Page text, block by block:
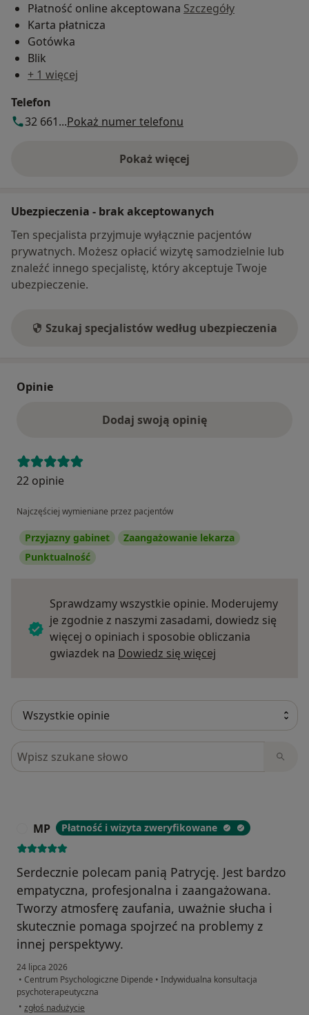
Płatność online akceptowana Szczegóły
Karta płatnicza
Gotówka
Blik
+ 1 więcej
Telefon
32 661...Pokaż numer telefonu
Pokaż więcej
o adresie
Ubezpieczenia - brak akceptowanych
Ten specjalista przyjmuje wyłącznie pacjentów
prywatnych. Możesz opłacić wizytę samodzielnie lub
znaleźć innego specjalistę, który akceptuje Twoje
ubezpieczenie.
Szukaj specjalistów według ubezpieczenia
Opinie
Dodaj swoją opinię
22 opinie
Najczęściej wymieniane przez pacjentów
Przyjazny gabinet
Zaangażowanie lekarza
Punktualność
Sprawdzamy wszystkie opinie. Moderujemy
je zgodnie z naszymi zasadami, dowiedz się
więcej o opiniach i sposobie obliczania
gwiazdek na Dowiedz się więcej
Szukaj w opiniach
MP Płatność i wizyta zweryfikowane
Serdecznie polecam panią Patrycję. Jest bardzo
empatyczna, profesjonalna i zaangażowana.
Tworzy atmosferę zaufania, uważnie słucha i
skutecznie pomaga spojrzeć na problemy z
innej perspektywy.
24 lipca 2026
• Centrum Psychologiczne Dipende • Indywidualna konsultacja
psychoterapeutyczna
• w opinii użytkownika MP
zgłoś nadużycie